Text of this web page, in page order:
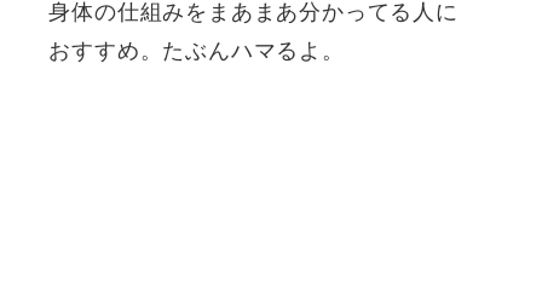
身体の仕組みをまあまあ分かってる人に
おすすめ。たぶんハマるよ。